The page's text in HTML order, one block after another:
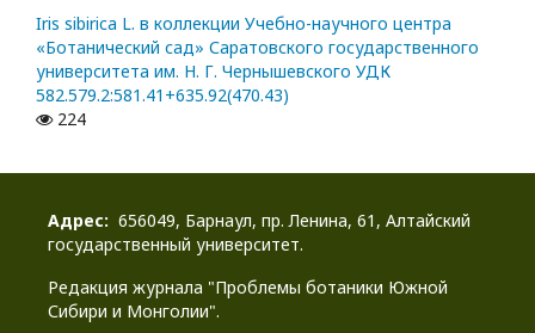
Iris sibirica L. в коллекции Учебно-научного центра
«Ботанический сад» Саратовского государственного
университета им. Н. Г. Чернышевского УДК
582.579.2:581.41+635.92(470.43)
224
Адрес: 656049, Барнаул, пр. Ленина, 61, Алтайский
государственный университет.
Редакция журнала "Проблемы ботаники Южной
Сибири и Монголии".